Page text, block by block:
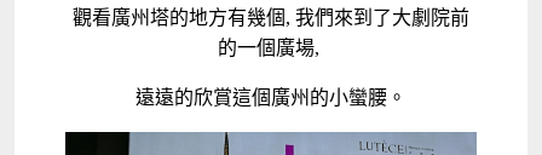
觀看廣州塔的地方有幾個, 我們來到了大劇院前
的一個廣場,
遠遠的欣賞這個廣州的小蠻腰。